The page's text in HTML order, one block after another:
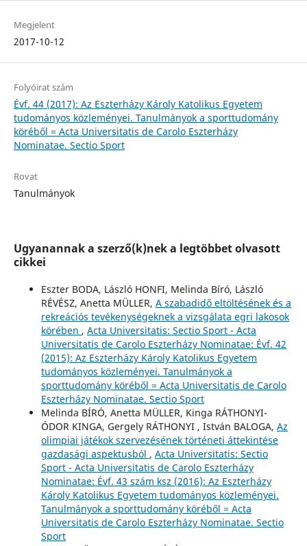
Megjelent
2017-10-12
Folyóirat szám
Évf. 44 (2017): Az Eszterházy Károly Katolikus Egyetem
tudományos közleményei. Tanulmányok a sporttudomány
köréből = Acta Universitatis de Carolo Eszterházy
Nominatae. Sectio Sport
Rovat
Tanulmányok
Ugyanannak a szerző(k)nek a legtöbbet olvasott
cikkei
Eszter BODA, László HONFI, Melinda Bíró, László
RÉVÉSZ, Anetta MÜLLER, A szabadidő eltöltésének és a
rekreációs tevékenységeknek a vizsgálata egri lakosok
körében , Acta Universitatis: Sectio Sport - Acta
Universitatis de Carolo Eszterházy Nominatae: Évf. 42
(2015): Az Eszterházy Károly Katolikus Egyetem
tudományos közleményei. Tanulmányok a
sporttudomány köréből = Acta Universitatis de Carolo
Eszterházy Nominatae. Sectio Sport
Melinda BÍRÓ, Anetta MÜLLER, Kinga RÁTHONYI-
ÓDOR KINGA, Gergely RÁTHONYI , István BALOGA, Az
olimpiai játékok szervezésének történeti áttekintése
gazdasági aspektusból , Acta Universitatis: Sectio
Sport - Acta Universitatis de Carolo Eszterházy
Nominatae: Évf. 43 szám ksz (2016): Az Eszterházy
Károly Katolikus Egyetem tudományos közleményei.
Tanulmányok a sporttudomány köréből = Acta
Universitatis de Carolo Eszterházy Nominatae. Sectio
Sport